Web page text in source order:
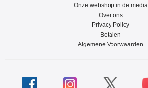
Onze webshop in de media
Over ons
Privacy Policy
Betalen
Algemene Voorwaarden